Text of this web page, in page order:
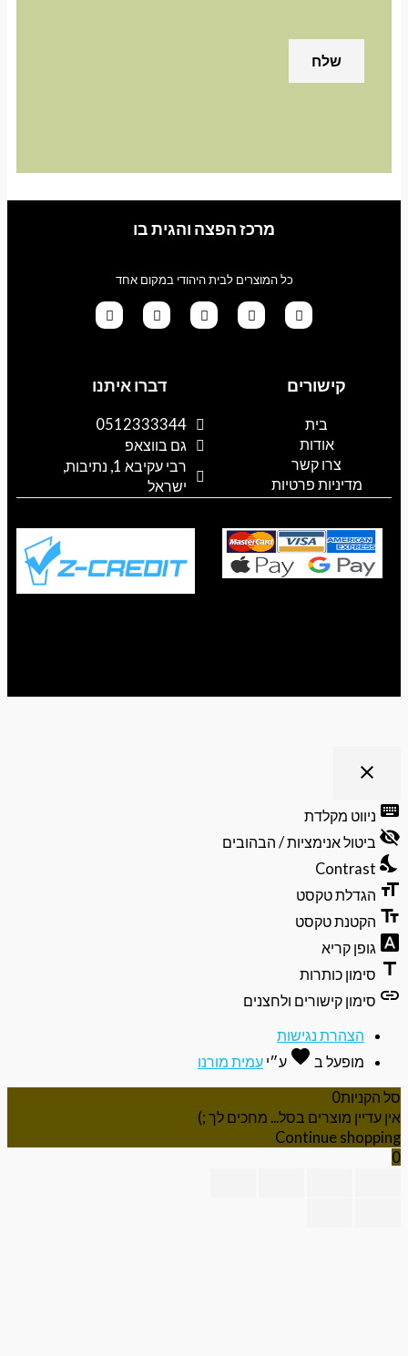
מרכז הפצה והגית בו
כל המוצרים לבית היהודי במקום אחד
a
s
a
p
p
o
k
o
l
e
קישורים
בית
אודות
צרו קשר
מדיניות פרטיות
דברו איתנו
0512333344
גם בווצאפ
רבי עקיבא 1, נתיבות,
ישראל
close
וסגירה
של
תפריט
הנגישות
ניווט מקלדת
ביטול אנימציות / הבהובים
Contrast
הגדלת טקסט
הקטנת טקסט
גופן קריא
סימון כותרות
סימון קישורים ולחצנים
הצהרת נגישות
מופעל בfavoriteאהבה
ע״יעמית מורנו
הקניות0
עדיין מוצרים בסל... מחכים לך ;)
Continue